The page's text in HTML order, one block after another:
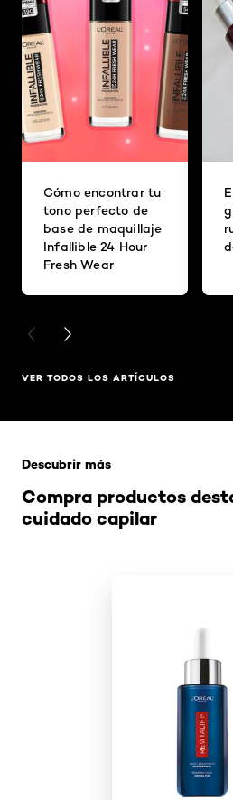
Cómo encontrar tu
tono perfecto de
base de maquillaje
Infallible 24 Hour
Fresh Wear
PREVIOUS CARD
NEXT CARD
VER TODOS LOS ARTÍCULOS
Compra productos
cuidado capilar
Descubrir más